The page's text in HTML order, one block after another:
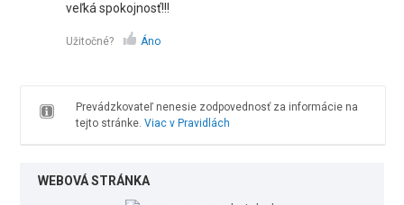
veľká spokojnosť!!!
Užitočné? Áno
Prevádzkovateľ nenesie zodpovednosť za informácie na
tejto stránke. Viac v Pravidlách
WEBOVÁ STRÁNKA